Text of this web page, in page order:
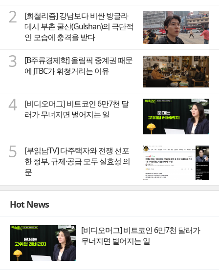
2
[희철리즘] 강남보다 비싼 방글라
데시 부촌 굴샨(Gulshan)의 극단적
인 모습에 충격을 받다
3
[B주류경제학] 올림픽 중계권 때문
에 JTBC가 휘청거리는 이유
4
[비디오머그] 비트코인 6만7천 달
러가 무너지면 벌어지는 일
5
[부읽남TV] 다주택자와 전쟁 선포
한 정부, 규제·공급 모두 실효성 의
문
Hot News
[비디오머그] 비트코인 6만7천 달러가
무너지면 벌어지는 일